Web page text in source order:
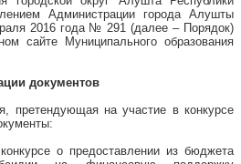
Администрации города Алушты
2016 года № 291 (далее – Порядок)
сайте Муниципального образования
документов
претендующая на участие в конкурсе
о предоставлении из бюджета